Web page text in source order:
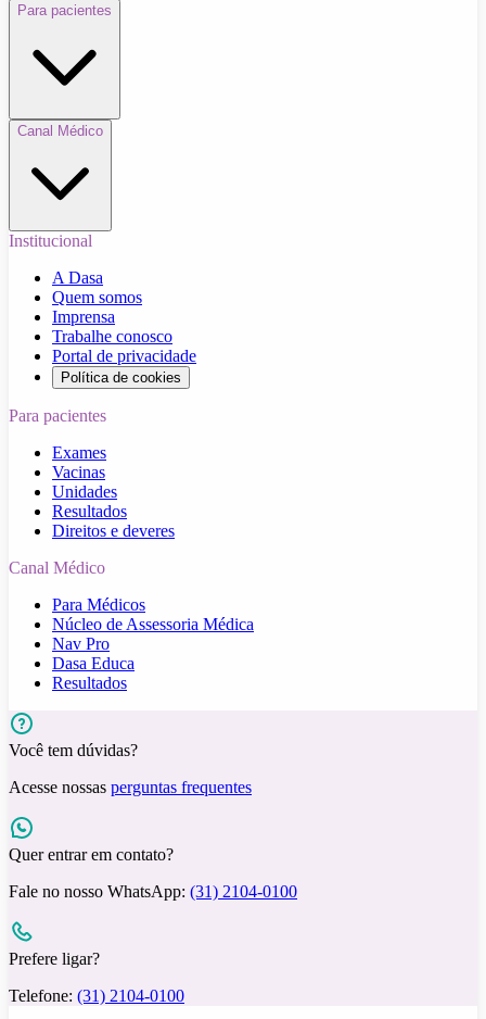
Para pacientes
Canal Médico
Institucional
A Dasa
Quem somos
Imprensa
Trabalhe conosco
Portal de privacidade
Política de cookies
Para pacientes
Exames
Vacinas
Unidades
Resultados
Direitos e deveres
Canal Médico
Para Médicos
Núcleo de Assessoria Médica
Nav Pro
Dasa Educa
Resultados
Você tem dúvidas?
Acesse nossas perguntas frequentes
Quer entrar em contato?
Fale no nosso WhatsApp: (31) 2104-0100
Prefere ligar?
Telefone: (31) 2104-0100